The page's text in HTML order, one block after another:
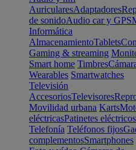
AuricularesAdaptadores
de sonidoAudio car y GPS
Informática
AlmacenamientoTablets
Gaming & streaming
Smart home Timbres
Wearables Smartwatches
Televisión
AccesoriosTelevisores
Movilidad urbana Karts
eléctricasPatinetes eléctricos
Telefonía Teléfonos fijos
complementosSmartphones